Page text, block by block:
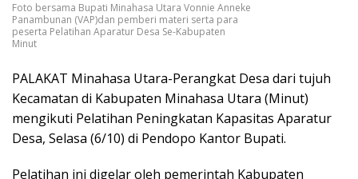
Foto bersama Bupati Minahasa Utara Vonnie Anneke
Panambunan (VAP)dan pemberi materi serta para
peserta Pelatihan Aparatur Desa Se-Kabupaten
Minut
PALAKAT Minahasa Utara-Perangkat Desa dari tujuh
Kecamatan di Kabupaten Minahasa Utara (Minut)
mengikuti Pelatihan Peningkatan Kapasitas Aparatur
Desa, Selasa (6/10) di Pendopo Kantor Bupati.
Pelatihan ini digelar oleh pemerintah Kabupaten